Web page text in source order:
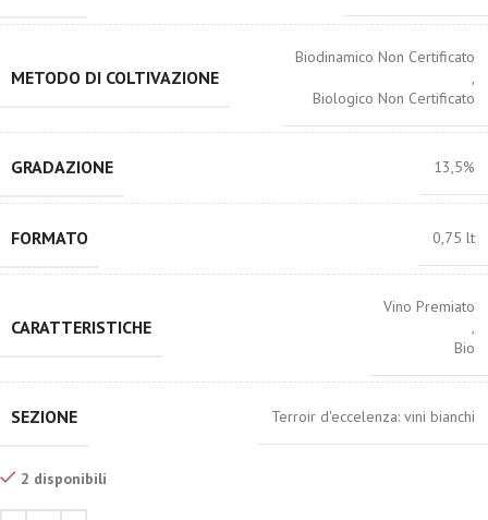
METODO DI COLTIVAZIONE
Biodinamico Non Certificato
,
Biologico Non Certificato
GRADAZIONE 13,5%
FORMATO 0,75 lt
CARATTERISTICHE
Vino Premiato
,
Bio
SEZIONE Terroir d'eccelenza: vini bianchi
2 disponibili